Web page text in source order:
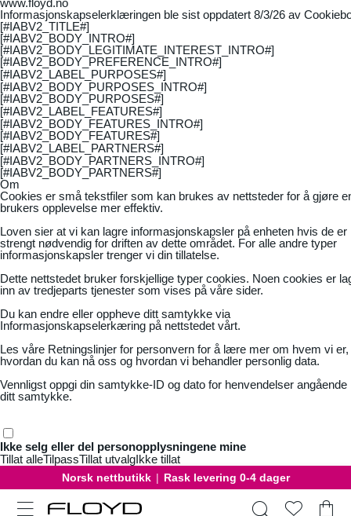
Informasjonskapselerklæringen ble sist oppdatert 8/3/26 av
[#IABV2_TITLE#]
[#IABV2_BODY_INTRO#]
[#IABV2_BODY_LEGITIMATE_INTEREST_INTRO#]
[#IABV2_BODY_PREFERENCE_INTRO#]
[#IABV2_LABEL_PURPOSES#]
[#IABV2_BODY_PURPOSES_INTRO#]
[#IABV2_BODY_PURPOSES#]
[#IABV2_LABEL_FEATURES#]
[#IABV2_BODY_FEATURES_INTRO#]
[#IABV2_BODY_FEATURES#]
[#IABV2_LABEL_PARTNERS#]
[#IABV2_BODY_PARTNERS_INTRO#]
[#IABV2_BODY_PARTNERS#]
Om
Cookies er små tekstfiler som kan brukes av nettsteder for å gjøre
brukers opplevelse mer effektiv.
Loven sier at vi kan lagre informasjonskapsler på enheten hvis de er
strengt nødvendig for driften av dette området. For alle andre typer
informasjonskapsler trenger vi din tillatelse.
Dette nettstedet bruker forskjellige typer cookies. Noen cookies er
inn av tredjeparts tjenester som vises på våre sider.
Du kan endre eller oppheve ditt samtykke via
Informasjonskapselerkæring på nettstedet vårt.
Les våre Retningslinjer for personvern for å lære mer om hvem vi er,
hvordan du kan nå oss og hvordan vi behandler personlig data.
Vennligst oppgi din samtykke-ID og dato for henvendelser angående
ditt samtykke.
Ikke selg eller del personopplysningene mine
Tillat alleTilpassTillat utvalgIkke tillat
Norsk nettbutikk | Rask levering 0-4 dager